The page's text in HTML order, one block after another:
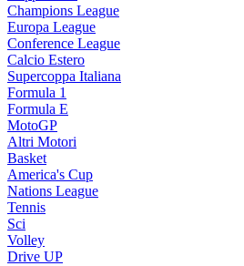
Champions League
Europa League
Conference League
Calcio Estero
Supercoppa Italiana
Formula 1
Formula E
MotoGP
Altri Motori
Basket
America's Cup
Nations League
Tennis
Sci
Volley
Drive UP